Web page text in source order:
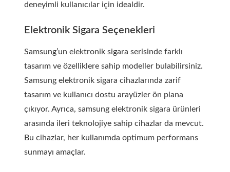
deneyimli kullanıcılar için idealdir.
Elektronik Sigara Seçenekleri
Samsung’un elektronik sigara serisinde farklı
tasarım ve özelliklere sahip modeller bulabilirsiniz.
Samsung elektronik sigara cihazlarında zarif
tasarım ve kullanıcı dostu arayüzler ön plana
çıkıyor. Ayrıca, samsung elektronik sigara ürünleri
arasında ileri teknolojiye sahip cihazlar da mevcut.
Bu cihazlar, her kullanımda optimum performans
sunmayı amaçlar.